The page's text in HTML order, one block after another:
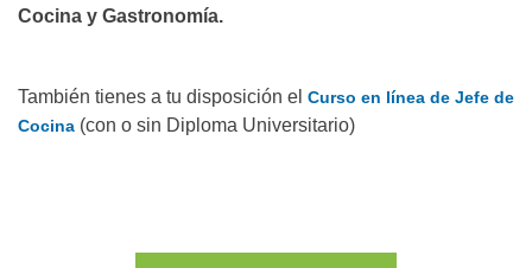
Cocina y Gastronomía.
También tienes a tu disposición el Curso en línea de Jefe de
Cocina (con o sin Diploma Universitario)